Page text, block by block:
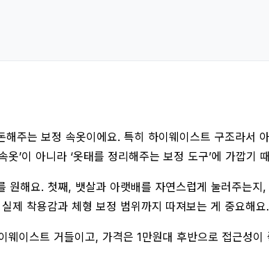
주는 보정 속옷이에요. 특히 하이웨이스트 구조라서
’이 아니라 ‘옷태를 정리해주는 보정 도구’에 가깝
해요. 첫째, 뱃살과 아랫배를 자연스럽게 눌러주는
제 착용감과 체형 보정 범위까지 따져보는 게 중요해요.
이스트 거들이고, 가격은 1만원대 후반으로 접근성